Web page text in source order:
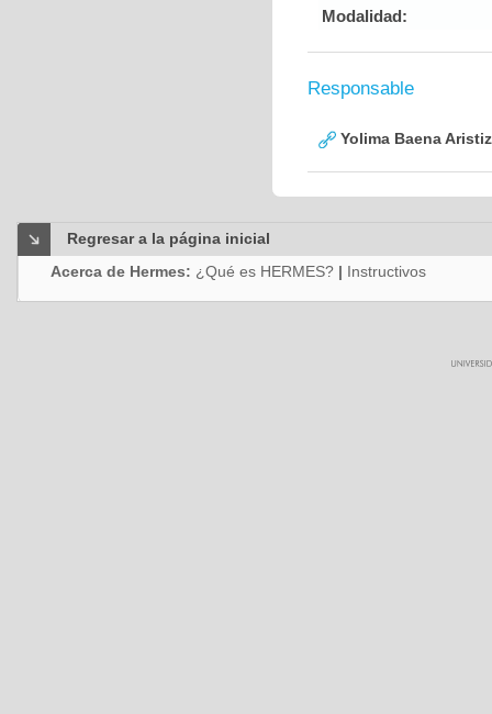
Modalidad:
Responsable
Yolima Baena
Regresar a la página inicial
Acerca de Hermes: ¿Qué es HERMES? | Instructivos